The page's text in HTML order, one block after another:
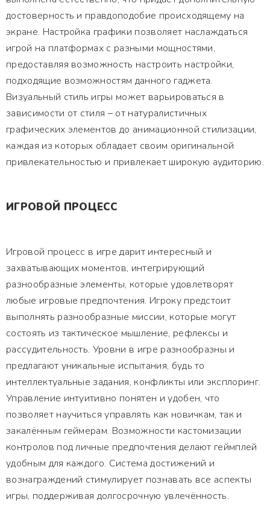
достоверность и правдоподобие происходящему на
экране. Настройка графики позволяет наслаждаться
игрой на платформах с разными мощностями,
предоставляя возможность настроить настройки,
подходящие возможностям данного гаджета.
Визуальный стиль игры может варьироваться в
зависимости от стиля – от натуралистичных
графических элементов до анимационной стилизации,
каждая из которых обладает своим оригинальной
привлекательностью и привлекает широкую аудиторию.
ИГРОВОЙ ПРОЦЕСС
Игровой процесс в игре дарит интересный и
захватывающих моментов, интегрирующий
разнообразные элементы, которые удовлетворят
любые игровые предпочтения. Игроку предстоит
выполнять разнообразные миссии, которые могут
состоять из тактическое мышление, рефлексы и
рассудительность. Уровни в игре разнообразны и
предлагают уникальные испытания, будь то
интеллектуальные задания, конфликты или эксплоринг.
Управление интуитивно понятен и удобен, что
позволяет научиться управлять как новичкам, так и
закалённым геймерам. Возможности кастомизации
контролов под личные предпочтения делают геймплей
удобным для каждого. Система достижений и
вознаграждений стимулирует познавать все аспекты
игры, поддерживая долгосрочную увлечённость.